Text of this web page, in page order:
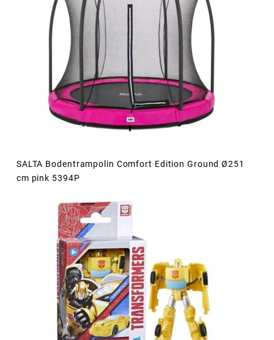
SALTA Bodentrampolin Comfort Edition Ground Ø251
cm pink 5394P